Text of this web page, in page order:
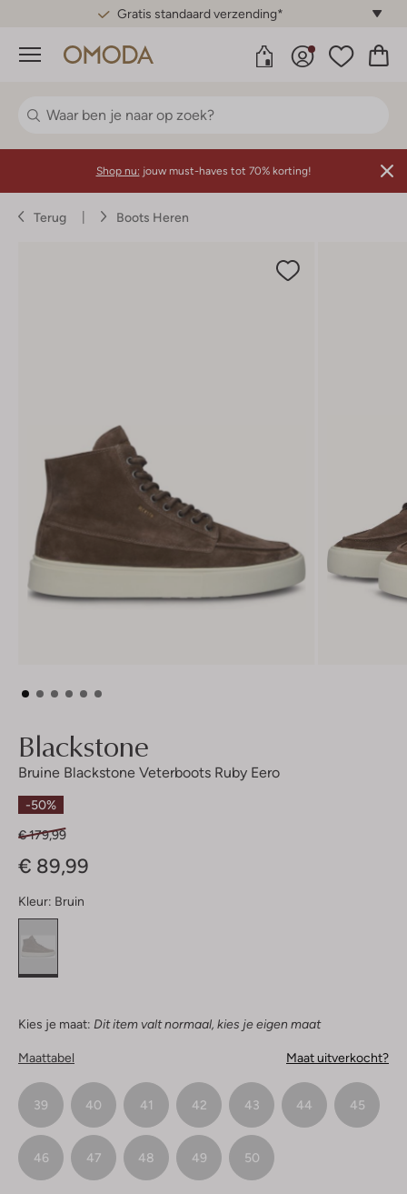
Gratis standaard verzending*
Menu
Shop nu: jouw must-haves tot 70% korting!
Terug Boots Heren
Blackstone
Bruine Blackstone Veterboots Ruby Eero
-50%
€ 179,99
€ 89,99
Kleur: Bruin
Kies je maat: Dit item valt normaal, kies je eigen maat
Maattabel Maat uitverkocht?
39 40 41 42 43 44 45
46 47 48 49 50